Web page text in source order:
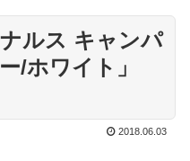
ルス キャンパ
/ホワイト」
2018.06.03